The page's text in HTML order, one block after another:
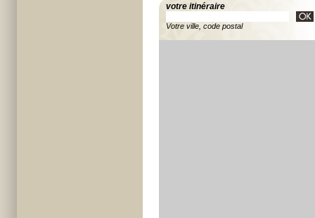
votre itinéraire
Votre ville, code postal